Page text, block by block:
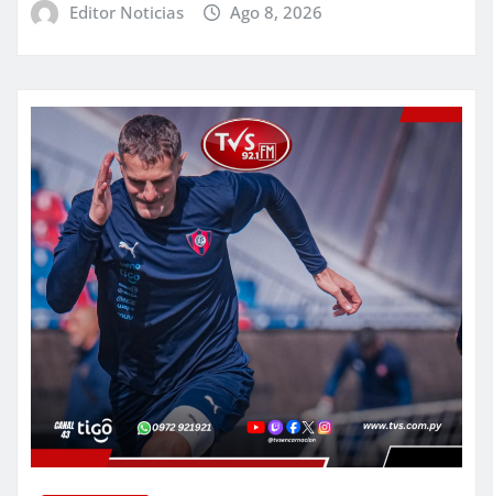
Editor Noticias Ago 8, 2026